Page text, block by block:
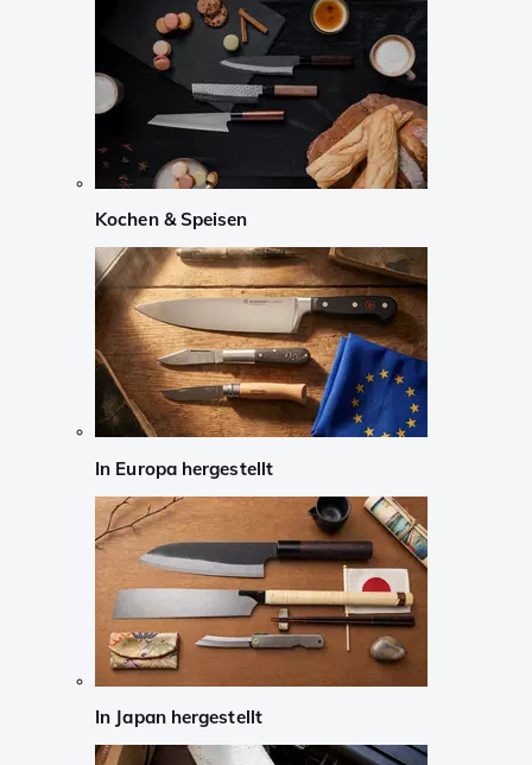
Kochen & Speisen
In Europa hergestellt
In Japan hergestellt